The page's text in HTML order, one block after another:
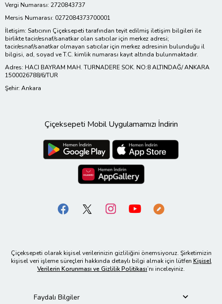
Vergi Numarası: 2720843737
Mersis Numarası: 0272084373700001
İletişim: Satıcının Çiçeksepeti tarafından teyit edilmiş iletişim bilgileri ile
birlikte tacir/esnaf/sanatkar olan satıcılar için merkez adresi;
tacir/esnaf/sanatkar olmayan satıcılar için merkez adresinin bulunduğu il
bilgisi, ad, soyad ve T.C. kimlik numarası kayıt altında bulunmaktadır.
Adres: HACI BAYRAM MAH. TURNADERE SOK. NO:8 ALTINDAĞ/ ANKARA
1500026788/6/TUR
Şehir: Ankara
Çiçeksepeti Mobil Uygulamamızı İndirin
Çiçeksepeti olarak kişisel verilerinizin gizliliğini önemsiyoruz. Şirketimizin
kişisel veri işleme süreçleri hakkında detaylı bilgi almak için lütfen Kişisel
Verilerin Korunması ve Gizlilik Politikası’nı inceleyiniz.
Faydalı Bilgiler